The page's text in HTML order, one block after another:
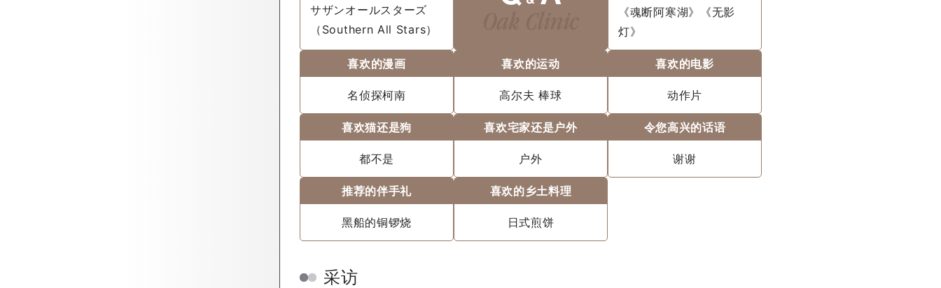
サザンオールスターズ
（Southern All Stars）
《魂断阿寒湖》《无影
灯》
喜欢的漫画
名侦探柯南
喜欢的运动
高尔夫 棒球
喜欢的电影
动作片
喜欢猫还是狗
都不是
喜欢宅家还是户外
户外
令您高兴的话语
谢谢
推荐的伴手礼
黑船的铜锣烧
喜欢的乡土料理
日式煎饼
采访